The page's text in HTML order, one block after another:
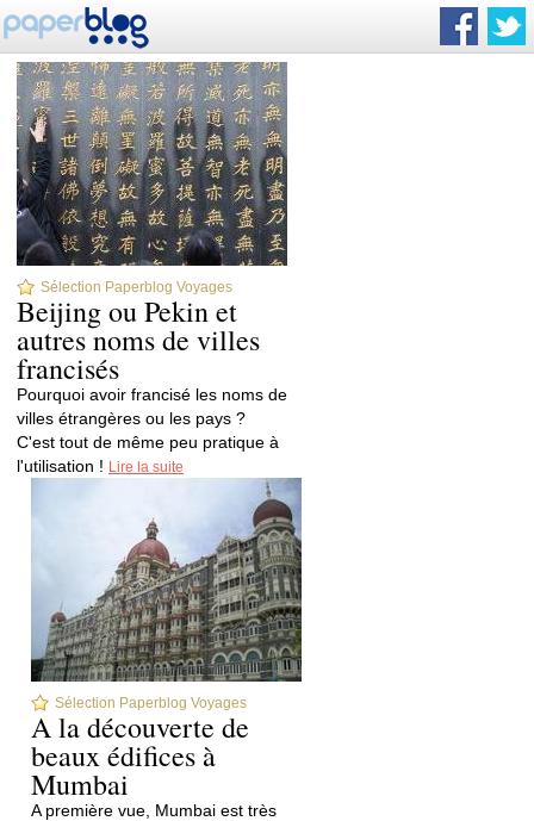
Sélection Paperblog Voyages
Beijing ou Pekin et
autres noms de villes
francisés
Pourquoi avoir francisé les noms de
villes étrangères ou les pays ?
C'est tout de même peu pratique à
l'utilisation ! Lire la suite
Sélection Paperblog Voyages
A la découverte de
beaux édifices à
Mumbai
A première vue, Mumbai est très